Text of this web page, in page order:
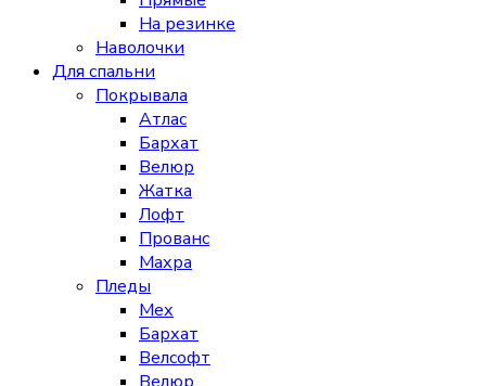
На резинке
Наволочки
Для спальни
Покрывала
Атлас
Бархат
Велюр
Жатка
Лофт
Прованс
Махра
Пледы
Мех
Бархат
Велсофт